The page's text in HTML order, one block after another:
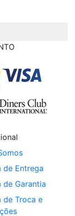
de Entrega
de Garantia
de Troca e